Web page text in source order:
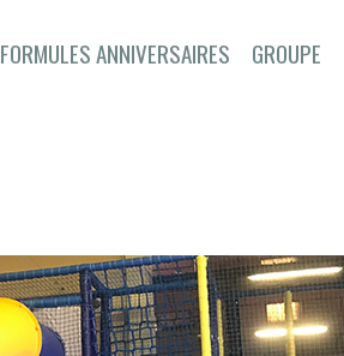
FORMULES ANNIVERSAIRES GROUPE
TARIFS
CONTACT